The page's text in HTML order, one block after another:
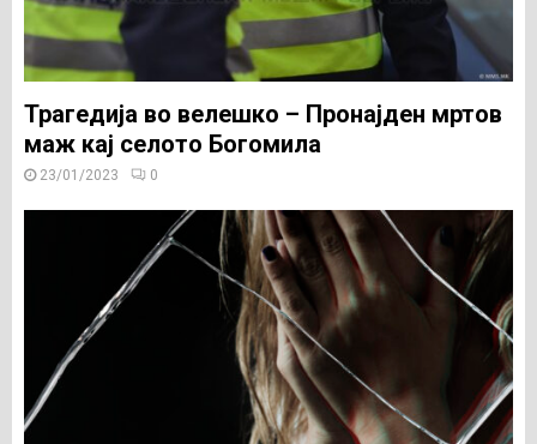
Трагедија во велешко – Пронајден мртов
маж кај селото Богомила
23/01/2023 0